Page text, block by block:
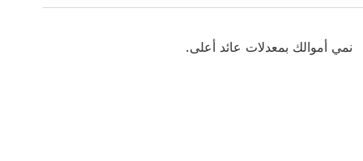
نمي أموالك بمعدلات عائد أعلى.